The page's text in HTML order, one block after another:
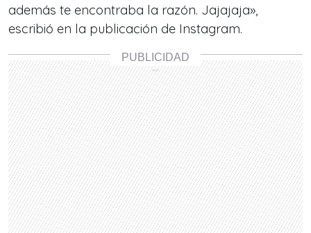
además te encontraba la razón. Jajajaja»,
escribió en la publicación de Instagram.